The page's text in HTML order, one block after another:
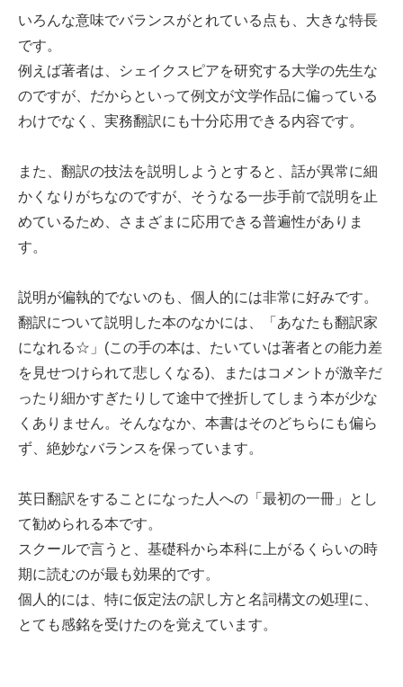
いろんな意味でバランスがとれている点も、大きな特長
です。
例えば著者は、シェイクスピアを研究する大学の先生な
のですが、だからといって例文が文学作品に偏っている
わけでなく、実務翻訳にも十分応用できる内容です。
また、翻訳の技法を説明しようとすると、話が異常に細
かくなりがちなのですが、そうなる一歩手前で説明を止
めているため、さまざまに応用できる普遍性がありま
す。
説明が偏執的でないのも、個人的には非常に好みです。
翻訳について説明した本のなかには、「あなたも翻訳家
になれる☆」(この手の本は、たいていは著者との能力差
を見せつけられて悲しくなる)、またはコメントが激辛だ
ったり細かすぎたりして途中で挫折してしまう本が少な
くありません。そんななか、本書はそのどちらにも偏ら
ず、絶妙なバランスを保っています。
英日翻訳をすることになった人への「最初の一冊」とし
て勧められる本です。
スクールで言うと、基礎科から本科に上がるくらいの時
期に読むのが最も効果的です。
個人的には、特に仮定法の訳し方と名詞構文の処理に、
とても感銘を受けたのを覚えています。